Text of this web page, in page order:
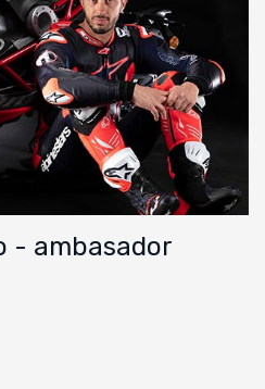
- ambasador